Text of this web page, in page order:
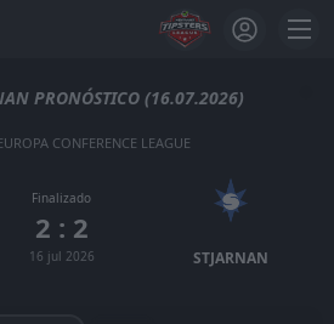
PRONÓSTICO (16.07.2026)
CONFERENCE LEAGUE
Finalizado
2 : 2
16 jul 2026 STJARNAN